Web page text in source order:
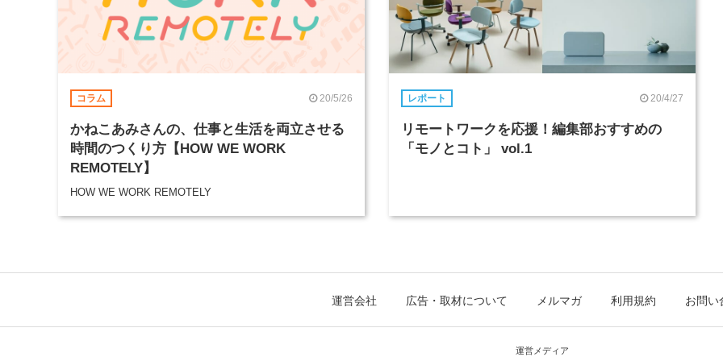
コラム 20/5/26
かねこあみさんの、仕事と生活を両立させる
時間のつくり方【HOW WE WORK
REMOTELY】
HOW WE WORK REMOTELY
レポート 20/4/27
リモートワークを応援！編集部おすすめの
「モノとコト」 vol.1
運営会社 広告・取材について メルマガ 利用規約 お問い
運営メディア